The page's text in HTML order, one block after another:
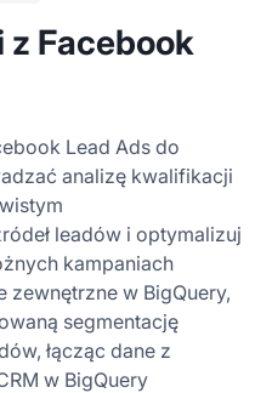
Facebook
Lead Ads do
analizę kwalifikacji
leadów i optymalizuj
kampaniach
zewnętrzne w BigQuery,
segmentację
łącząc dane z
w BigQuery